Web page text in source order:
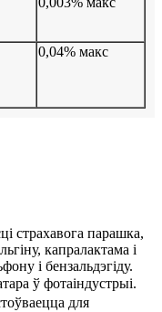
0,04% макс
страхавога парашка,
капралактама і
і бензальдэгіду.
ў фотаіндустрыі.
для